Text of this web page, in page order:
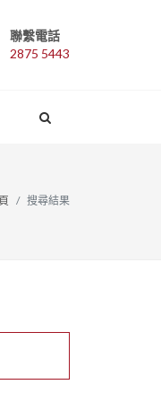
聯繫電話
2875 5443
搜尋結果